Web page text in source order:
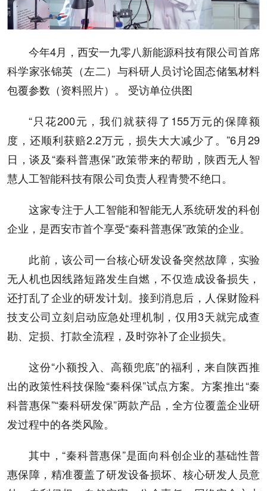
今年4月，西安一九零八新能源科技有限公司首席
科学家张锦英（左二）与科研人员讨论固态储氢材料
包覆参数（资料照片）。 受访单位供图
“只花200元，我们就获得了155万元的保障额
度，还顺利获赔2.2万元，损失大大减少了。”6月29
日，谈及“秦科普惠保”政策带来的帮助，陕西无人智
慧人工智能科技有限公司负责人程青赞不绝口。
这家专注于人工智能和智能无人系统研发的科创
企业，是西安市首个享受“秦科普惠保”政策的企业。
此前，该公司一台核心研发设备突然故障，实验
无人机也因线路短路发生自燃，不仅造成设备损失，
还打乱了企业的研发计划。接到消息后，人保财险科
技支公司立刻启动应急处理机制，仅用3天就完成查
勘、定损、打款全流程，及时弥补了企业损失。
这份“小额投入、高额兜底”的福利，来自陕西推
出的政策性科技保险“秦科保”试点方案。方案推出“秦
科普惠保”“秦科研发保”两款产品，全方位覆盖企业研
发过程中的各类风险。
其中，“秦科普惠保”是面向科创企业的基础性普
惠保障，精准覆盖了研发设备损坏、核心研发人员意